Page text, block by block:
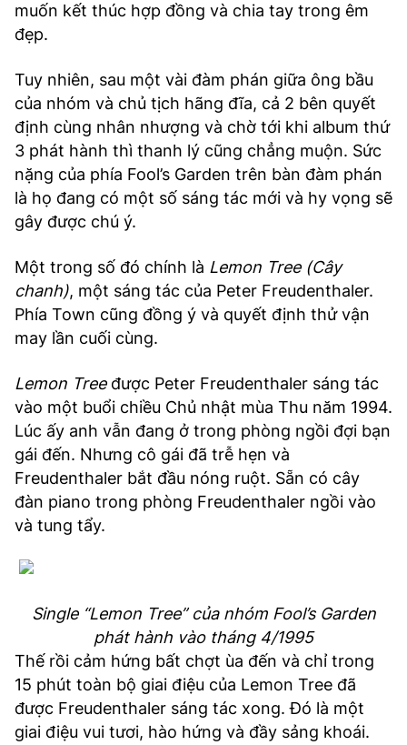
muốn kết thúc hợp đồng và chia tay trong êm
đẹp.
Tuy nhiên, sau một vài đàm phán giữa ông bầu
của nhóm và chủ tịch hãng đĩa, cả 2 bên quyết
định cùng nhân nhượng và chờ tới khi album thứ
3 phát hành thì thanh lý cũng chẳng muộn. Sức
nặng của phía Fool’s Garden trên bàn đàm phán
là họ đang có một số sáng tác mới và hy vọng sẽ
gây được chú ý.
Một trong số đó chính là Lemon Tree (Cây
chanh), một sáng tác của Peter Freudenthaler.
Phía Town cũng đồng ý và quyết định thử vận
may lần cuối cùng.
Lemon Tree được Peter Freudenthaler sáng tác
vào một buổi chiều Chủ nhật mùa Thu năm 1994.
Lúc ấy anh vẫn đang ở trong phòng ngồi đợi bạn
gái đến. Nhưng cô gái đã trễ hẹn và
Freudenthaler bắt đầu nóng ruột. Sẵn có cây
đàn piano trong phòng Freudenthaler ngồi vào
và tung tẩy.
Single “Lemon Tree” của nhóm Fool’s Garden
phát hành vào tháng 4/1995
Thế rồi cảm hứng bất chợt ùa đến và chỉ trong
15 phút toàn bộ giai điệu của Lemon Tree đã
được Freudenthaler sáng tác xong. Đó là một
giai điệu vui tươi, hào hứng và đầy sảng khoái.